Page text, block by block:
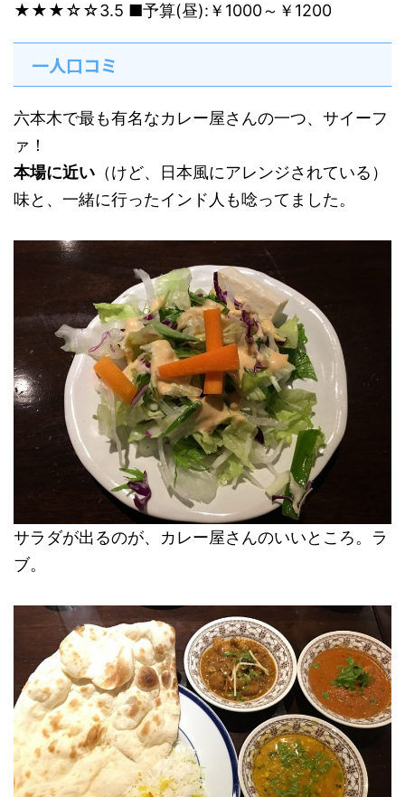
★★★☆☆3.5 ■予算(昼):￥1000～￥1200
一人口コミ
六本木で最も有名なカレー屋さんの一つ、サイーフ
ァ！
本場に近い （けど、日本風にアレンジされている）
味と、一緒に行ったインド人も唸ってました。
サラダが出るのが、カレー屋さんのいいところ。ラ
ブ。